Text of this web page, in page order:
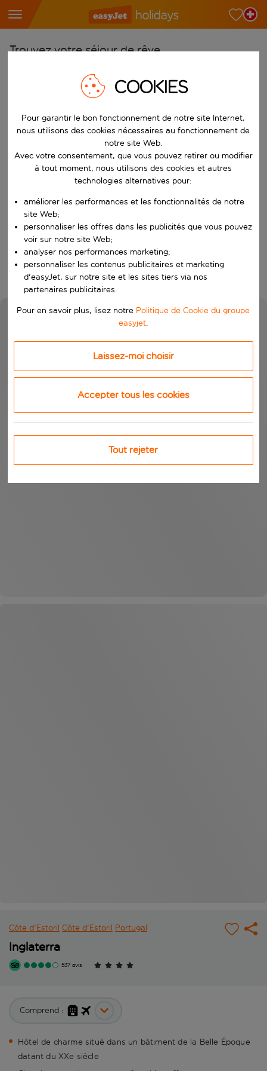
Trouvez votre séjour de rêve
Commencez à taper pour la saisie automatique. Lorsque les
Choisissez votre aéroport
Commencez à taper pour la saisie automatique. Lorsque les
Choisissez votre destination
Vers
Choisissez vos dates
Quand
Qui
Rechercher
Côte d'Estoril Côte d'Estoril Portugal
Inglaterra
537 avis
Comprend :
Hôtel de charme situé dans un bâtiment de la Belle Époque
datant du XXe siècle
COOKIES
Pour garantir le bon fonctionnement de notre site Internet,
nous utilisons des cookies nécessaires au fonctionnement de
notre site Web.
Avec votre consentement, que vous pouvez retirer ou modifier
à tout moment, nous utilisons des cookies et autres
technologies alternatives pour:
améliorer les performances et les fonctionnalités de notre
site Web;
personnaliser les offres dans les publicités que vous pouvez
voir sur notre site Web;
analyser nos performances marketing;
personnaliser les contenus publicitaires et marketing
d'easyJet, sur notre site et les sites tiers via nos
partenaires publicitaires.
Pour en savoir plus, lisez notre Politique de Cookie du groupe
easyjet.
Laissez-moi choisir
Accepter tous les cookies
Tout rejeter